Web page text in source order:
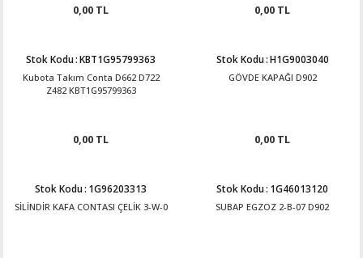
0,00 TL 0,00 TL
Stok Kodu:KBT1G95799363
Kubota Takım Conta D662 D722
Z482 KBT1G95799363
0,00 TL
Stok Kodu:H1G9003040
GÖVDE KAPAĞI D902
0,00 TL
Stok Kodu: 1G96203313
SİLİNDİR KAFA CONTASI ÇELİK 3-W-0
Stok Kodu: 1G46013120
SUBAP EGZOZ 2-B-07 D902